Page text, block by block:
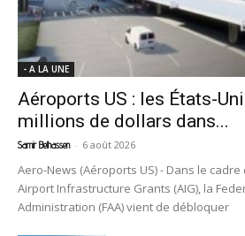
- A LA UNE
Aéroports US : les États-
millions de dollars dans...
Samir Belhassen - 6 août 2026
Aero-News (Aéroports US) - Dans le
Airport Infrastructure Grants (AIG), la
Administration (FAA) vient de débloquer